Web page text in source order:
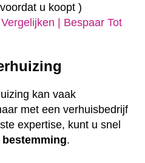
u koopt )
| Bespaar Tot
kan vaak
met een verhuisbedrijf
expertise, kunt u snel
bestemming.